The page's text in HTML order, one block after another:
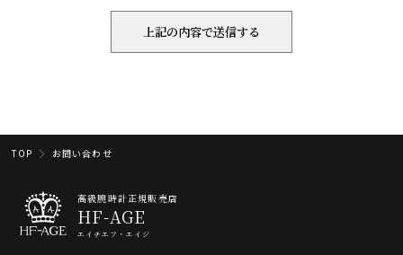
TOP お問い合わせ
高級腕時計正規販売店
HF-AGE
エイチエフ・エイジ